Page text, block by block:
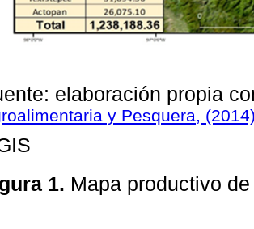
elaboración propia
y Pesquera,
1. Mapa productivo